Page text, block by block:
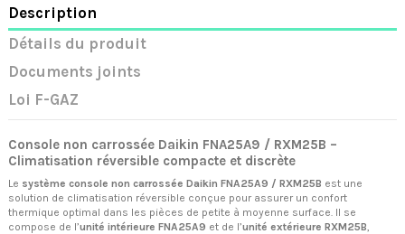
Description
Détails du produit
Documents joints
Loi F-GAZ
Console non carrossée Daikin FNA25A9 / RXM25B –
Climatisation réversible compacte et discrète
Le système console non carrossée Daikin FNA25A9 / RXM25B est une
solution de climatisation réversible conçue pour assurer un confort
thermique optimal dans les pièces de petite à moyenne surface. Il se
compose de l’unité intérieure FNA25A9 et de l’unité extérieure RXM25B,